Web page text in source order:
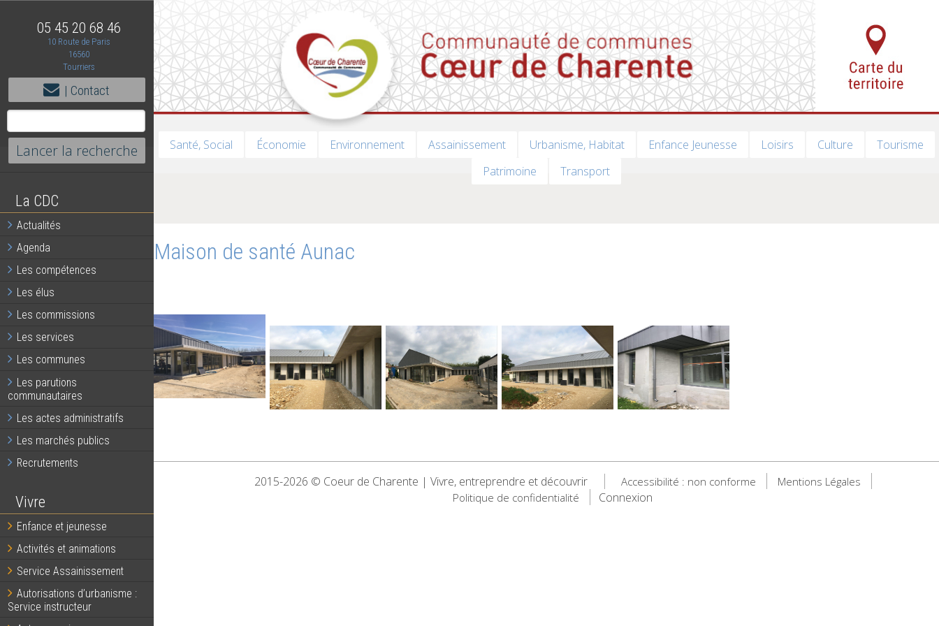
05 45 20 68 46
10 Route de Paris
16560
Tourriers
| Contact
La CDC
Actualités
Agenda
Les compétences
Les élus
Les commissions
Les services
Les communes
Les parutions
communautaires
Les actes administratifs
Les marchés publics
Recrutements
Vivre
Enfance et jeunesse
Activités et animations
Service Assainissement
Autorisations d’urbanisme :
Service instructeur
Santé, Social Économie Environnement Assainissement Urbanisme, Habitat Enfance Jeunesse Loisirs Culture
Tourisme
Patrimoine
Transport
Maison de santé Aunac
2015-2026 © Coeur de Charente | Vivre, entreprendre et découvrir Accessibilité : non conforme
Mentions Légales
Politique de confidentialité
Connexion